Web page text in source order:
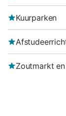
Kuurparken
Zoutmarkt